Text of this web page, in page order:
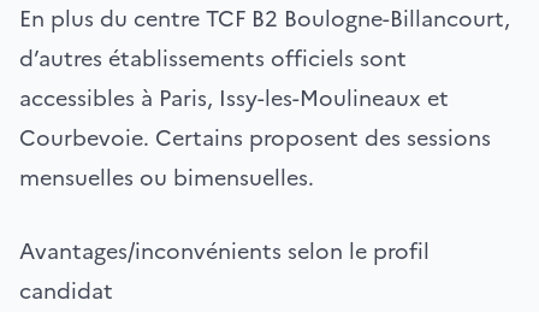
En plus du centre TCF B2 Boulogne-Billancourt,
d’autres établissements officiels sont
accessibles à Paris, Issy-les-Moulineaux et
Courbevoie. Certains proposent des sessions
mensuelles ou bimensuelles.
Avantages/inconvénients selon le profil
candidat